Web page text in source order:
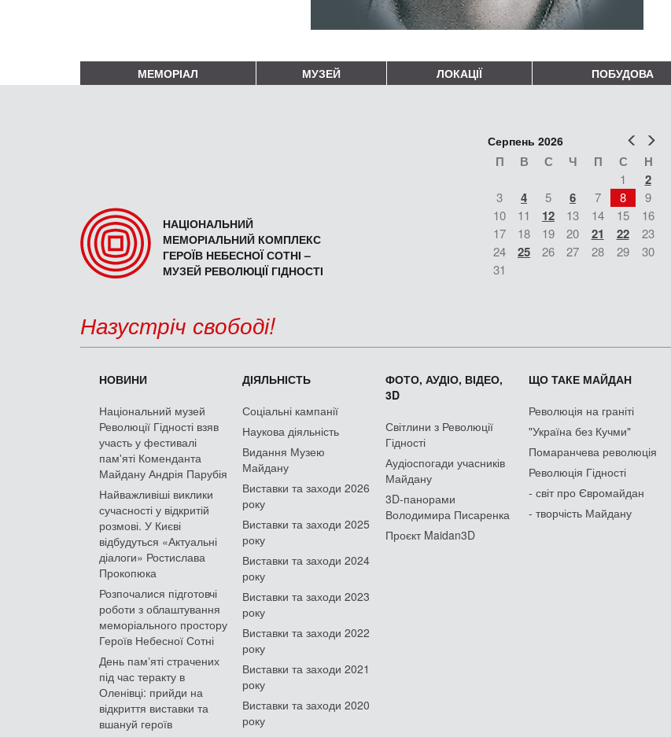
МЕМОРІАЛ МУЗЕЙ ЛОКАЦІЇ ПОБУДОВА
НАЦІОНАЛЬНИЙ
МЕМОРІАЛЬНИЙ КОМПЛЕКС
ГЕРОЇВ НЕБЕСНОЇ СОТНІ –
МУЗЕЙ РЕВОЛЮЦІЇ ГІДНОСТІ
Попер
Серпень 2026
П В С Ч П С Н
1 2
3 4 5 6 7 8
9
10
11 12 13 14 15
16
17
18 19 20 21 22
23
24
25 26 27 28 29
30
31
Назустріч свободі!
НОВИНИ
Національний музей
Революції Гідності взяв
участь у фестивалі
пам'яті Коменданта
Майдану Андрія Парубія
Найважливіші виклики
сучасності у відкритій
розмові. У Києві
відбудуться «Актуальні
діалоги» Ростислава
Прокопюка
Розпочалися підготовчі
роботи з облаштування
меморіального простору
Героїв Небесної Сотні
День памʼяті страчених
під час теракту в
Оленівці: прийди на
відкриття виставки та
вшануй героїв
ДІЯЛЬНІСТЬ
Соціальні кампанії
Наукова діяльність
Видання Музею
Майдану
Виставки та заходи 2026
року
Виставки та заходи 2025
року
Виставки та заходи 2024
року
Виставки та заходи 2023
року
Виставки та заходи 2022
року
Виставки та заходи 2021
року
Виставки та заходи 2020
року
ФОТО, АУДІО, ВІДЕО,
3D
Світлини з Революції
Гідності
Аудіоспогади учасників
Майдану
3D-панорами
Володимира Писаренка
Проєкт Maidan3D
ЩО ТАКЕ МАЙДАН
Революція на граніті
"Україна без Кучми"
Помаранчева революція
Революція Гідності
- світ про Євромайдан
- творчість Майдану